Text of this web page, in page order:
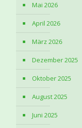
Mai 2026
April 2026
März 2026
Dezember 2025
Oktober 2025
August 2025
Juni 2025